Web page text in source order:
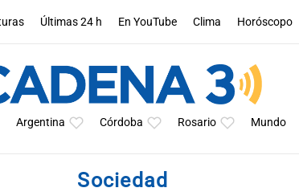
Últimas 24 h En YouTube Clima Horóscopo
Argentina Córdoba Rosario Mundo
Sociedad